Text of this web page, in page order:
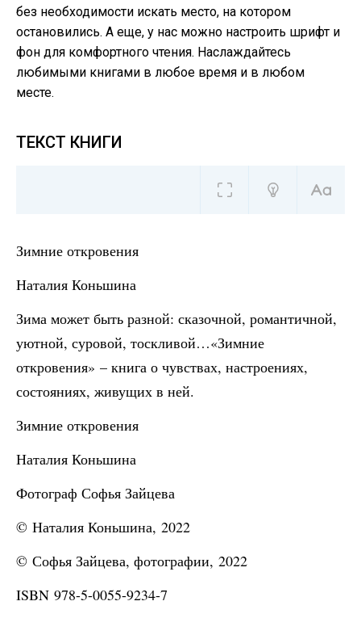
без необходимости искать место, на котором
остановились. А еще, у нас можно настроить шрифт и
фон для комфортного чтения. Наслаждайтесь
любимыми книгами в любое время и в любом
месте.
ТЕКСТ КНИГИ
Зимние откровения
Наталия Коньшина
Зима может быть разной: сказочной, романтичной,
уютной, суровой, тоскливой…«Зимние
откровения» – книга о чувствах, настроениях,
состояниях, живущих в ней.
Зимние откровения
Наталия Коньшина
Фотограф Софья Зайцева
© Наталия Коньшина, 2022
© Софья Зайцева, фотографии, 2022
ISBN 978-5-0055-9234-7